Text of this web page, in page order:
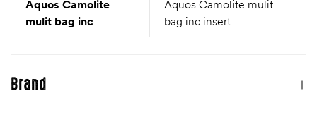
Aquos Camolite
mulit bag inc
Aquos Camolite mulit
bag inc insert
Brand